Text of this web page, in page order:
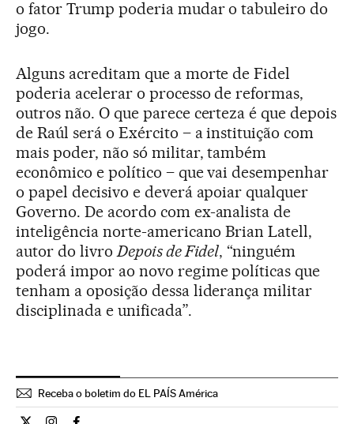
o fator Trump poderia mudar o tabuleiro do
jogo.
Alguns acreditam que a morte de Fidel
poderia acelerar o processo de reformas,
outros não. O que parece certeza é que depois
de Raúl será o Exército – a instituição com
mais poder, não só militar, também
econômico e político – que vai desempenhar
o papel decisivo e deverá apoiar qualquer
Governo. De acordo com ex-analista de
inteligência norte-americano Brian Latell,
autor do livro Depois de Fidel, “ninguém
poderá impor ao novo regime políticas que
tenham a oposição dessa liderança militar
disciplinada e unificada”.
Receba o boletim do EL PAÍS América